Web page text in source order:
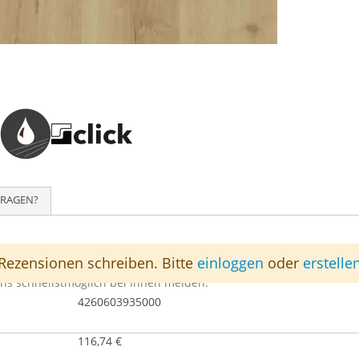
46957350S
4260603935000
116,74 €
schreiben. Bitte einloggen oder
schnellstmöglich bei Ihnen melden.